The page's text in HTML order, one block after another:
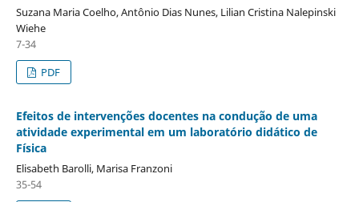
Suzana Maria Coelho, Antônio Dias Nunes, Lilian Cristina Nalepinski
Wiehe
7-34
PDF
Efeitos de intervenções docentes na condução de uma
atividade experimental em um laboratório didático de
Física
Elisabeth Barolli, Marisa Franzoni
35-54